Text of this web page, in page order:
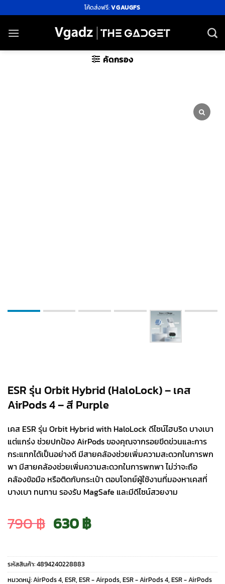
ไป
ยัง
โค้ดส่งฟรี:VGAUGFS
คัดกรอง
ESR รุ่น Orbit Hybrid (HaloLock) – เคส
AirPods 4 – สี Purple
เคส ESR รุ่น Orbit Hybrid with HaloLock ดีไซน์ไฮบริด บางเบา
แต่แกร่ง ช่วยปกป้อง AirPods ของคุณจากรอยขีดข่วนและการ
กระแทกได้เป็นอย่างดี มีสายคล้องช่วยเพิ่มความสะดวกในการพก
พา มีสายคล้องช่วยเพิ่มความสะดวกในการพกพา ไม่ว่าจะถือ
คล้องข้อมือ หรือติดกับกระเป๋า ตอบโจทย์ผู้ใช้งานที่มองหาเคสที่
บางเบา ทนทาน รองรับ MagSafe และมีดีไซน์สวยงาม
790฿ Original
price
630฿Current
price
รหัสสินค้า:4894240228883
หมวดหมู่:AirPods 4, ESR, ESR - Airpods, ESR - AirPods 4, ESR - AirPods